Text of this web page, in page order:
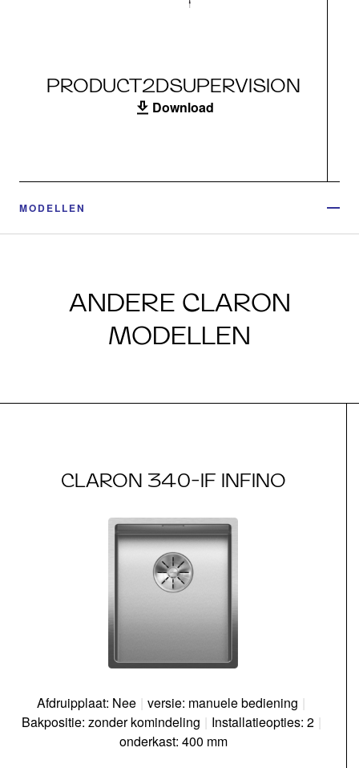
PRODUCT2DSUPERVISION
Download
MODELLEN
ANDERE CLARON
MODELLEN
CLARON 340-IF INFINO
Afdruipplaat: Nee | versie: manuele bediening |
Bakpositie: zonder komindeling | Installatieopties: 2 |
onderkast: 400 mm